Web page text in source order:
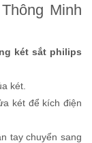
Minh
két sắt philips
két.
két để kích điện
tay chuyển sang